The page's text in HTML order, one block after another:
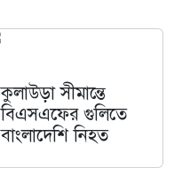
কুলাউড়া সীমান্তে
বিএসএফের গুলিতে
বাংলাদেশি নিহত